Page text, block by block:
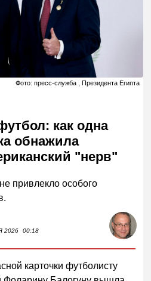
Фото: пресс-служба , Президента Египта
как одна
обнажила
"нерв"
привлекло особого
2026 00:18
карточки футболисту